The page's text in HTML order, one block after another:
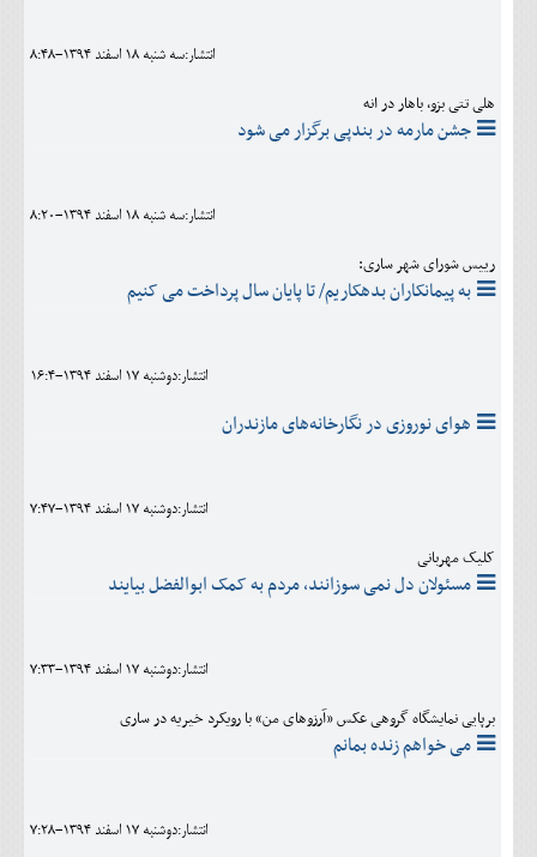
انتشار:سه شنبه 18 اسفند 1394-8:48
هلی تتی بزو، باهار در انه
جشن مارمه در بندپی برگزار می شود
انتشار:سه شنبه 18 اسفند 1394-8:20
رییس شورای شهر ساری:
به پیمانکاران بدهکاریم/ تا پایان سال پرداخت می کنیم
انتشار:دوشنبه 17 اسفند 1394-16:4
هوای نوروزی در نگارخانه‌های مازندران
انتشار:دوشنبه 17 اسفند 1394-7:47
کلیک مهربانی
مسئولان دل نمی سوزانند، مردم به کمک ابوالفضل بیایند
انتشار:دوشنبه 17 اسفند 1394-7:33
برپایی نمایشگاه گروهی عکس «آرزوهای من» با رویکرد خیریه در ساری
می خواهم زنده بمانم
انتشار:دوشنبه 17 اسفند 1394-7:28